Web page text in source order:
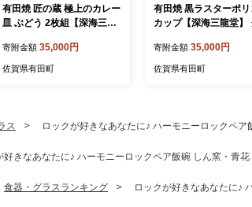
有田焼 匠の蔵 極上のカレー
皿 ぶどう 2枚組【深海三龍
ザイン大賞 ユニバーサルデ
ザイン カレー皿 楕円皿 食
寄附金額 35,000円
佐賀県有田町
有田焼 黒ラスターポ
カップ【深海三龍堂】
焼酎グラス フリーカッ
しゃれ モダン ギフト
寄附金額 35,000円
佐賀県有田町
ス ロックが好きなあなたに♪ ハーモニーロックペア
好きなあなたに♪ ハーモニーロックペア飯碗 しん窯・青花
食器・グラスランキング ロックが好きなあなたに♪